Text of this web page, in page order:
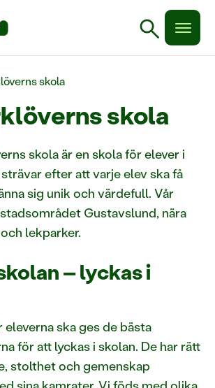
search
skola
skola
skola är en skola för elever i
efter att varje elev ska få
sig unik och värdefull. Vår
Gustavslund, nära
lekparker.
– lyckas i
eleverna ska ges de bästa
för att lyckas i skolan. De har rätt
stolthet och gemenskap